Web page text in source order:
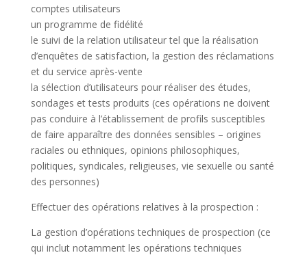
comptes utilisateurs
un programme de fidélité
le suivi de la relation utilisateur tel que la réalisation
d’enquêtes de satisfaction, la gestion des réclamations
et du service après-vente
la sélection d’utilisateurs pour réaliser des études,
sondages et tests produits (ces opérations ne doivent
pas conduire à l’établissement de profils susceptibles
de faire apparaître des données sensibles – origines
raciales ou ethniques, opinions philosophiques,
politiques, syndicales, religieuses, vie sexuelle ou santé
des personnes)
Effectuer des opérations relatives à la prospection :
La gestion d’opérations techniques de prospection (ce
qui inclut notamment les opérations techniques